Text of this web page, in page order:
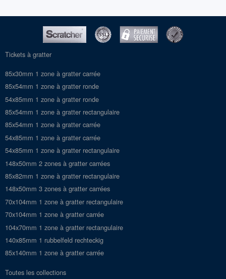
Tickets à gratter
85x30mm 1 zone à gratter carrée
85x54mm 1 zone à gratter ronde
54x85mm 1 zone à gratter ronde
85x54mm 1 zone à gratter rectangulaire
85x54mm 1 zone à gratter carrée
54x85mm 1 zone à gratter carrée
54x85mm 1 zone à gratter rectangulaire
148x50mm 2 zones à gratter carrées
85x82mm 1 zone à gratter rectangulaire
148x50mm 3 zones à gratter carrées
70x104mm 1 zone à gratter rectangulaire
70x104mm 1 zone à gratter carrée
104x70mm 1 zone à gratter rectangulaire
140x85mm 1 rubbelfeld rechteckig
85x140mm 1 zone à gratter carrée
Toutes les collections